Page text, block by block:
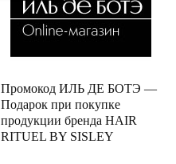
Промокод ИЛЬ ДЕ БОТЭ —
Подарок при покупке
продукции бренда HAIR
RITUEL BY SISLEY